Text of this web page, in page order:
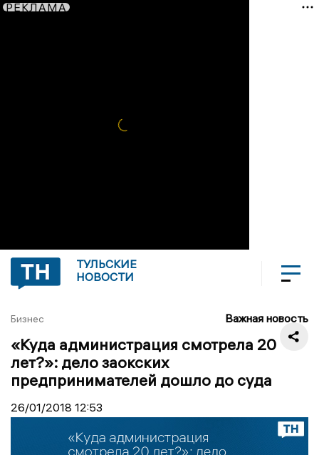
РЕКЛАМА
ТУЛЬСКИЕ
НОВОСТИ
Бизнес Важная новость
«Куда администрация смотрела 20
лет?»: дело заокских
предпринимателей дошло до суда
26/01/2018 12:53